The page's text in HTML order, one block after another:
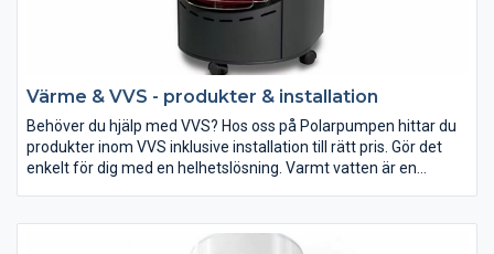
Värme & VVS - produkter & installation
Behöver du hjälp med VVS? Hos oss på Polarpumpen hittar du
produkter inom VVS inklusive installation till rätt pris. Gör det
enkelt för dig med en helhetslösning. Varmt vatten är en